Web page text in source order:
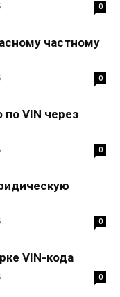
0
частному
0
по VIN через
0
0
VIN-кода
0